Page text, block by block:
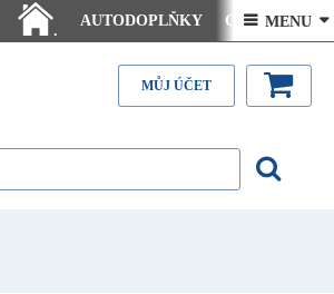
.
AUTODOPLŇKY Ceny doručení
Články - návody Kontakt
 MENU 
MŮJ ÚČET